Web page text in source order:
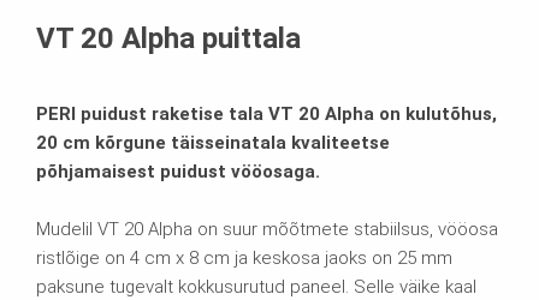
VT 20 Alpha puittala
PERI puidust raketise tala VT 20 Alpha on kulutõhus,
20 cm kõrgune täisseinatala kvaliteetse
põhjamaisest puidust vööosaga.
Mudelil VT 20 Alpha on suur mõõtmete stabiilsus, vööosa
ristlõige on 4 cm x 8 cm ja keskosa jaoks on 25 mm
paksune tugevalt kokkusurutud paneel. Selle väike kaal